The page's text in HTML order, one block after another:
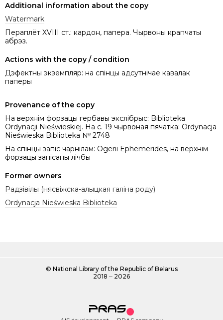
Additional information about the copy
Watermark
Пераплёт XVIII ст.: кардон, папера. Чырвоны крапчаты
абрэз.
Actions with the copy / condition
Дэфектны экземпляр: на спінцы адсутнічае кавалак
паперы
Provenance of the copy
На верхнім форзацы гербавы экслібрыс: Biblioteka
Ordynacji Nieświeskiej. На с. 19 чырвоная пячатка: Ordynacja
Nieświeska Biblioteka № 2748
На спінцы запіс чарнілам: Ogerii Ephemerides, на верхнім
форзацы запісаны лічбы
Former owners
Радзівілы (нясвіжска-алыцкая галіна роду)
Ordynacja Nieświeska Biblioteka
© National Library of the Republic of Belarus
2018 ‒ 2026